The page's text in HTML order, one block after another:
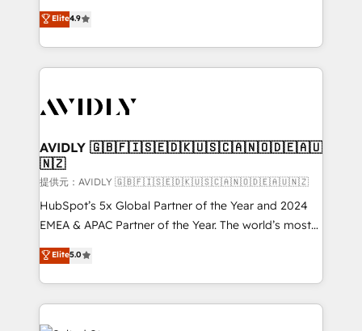
AI, & maximize AEO with tailored AI services. 🧩
Integrations: Extend HubSpot with custom
North America. Avec plus de 115 experts en
marketing automation, Growth, Revops, CRM et
webdesign. Markentive is both a consulting firm, a
digital agency and an integrator. With over 115
CRM and webdesign (We focus on EMEA - USA
Elite4.9
AVIDLY 🇬🇧🇫🇮🇸🇪🇩🇰🇺🇸🇨🇦🇳🇴🇩🇪🇦🇺
🇳🇿
提供元：AVIDLY 🇬🇧🇫🇮🇸🇪🇩🇰🇺🇸🇨🇦🇳🇴🇩🇪🇦🇺🇳🇿
HubSpot’s 5x Global Partner of the Year and 2024
EMEA & APAC Partner of the Year. The world’s most
experienced and fully accredited HubSpot Solutions
Partner. 🚀 With 2,750+ HubSpot projects delivered
and 370+ specialists across EMEA, APAC and NAM,
we de-risk complex CRM programmes and
accelerate ROI across every HubSpot Hub. 🧭 From
Elite5.0